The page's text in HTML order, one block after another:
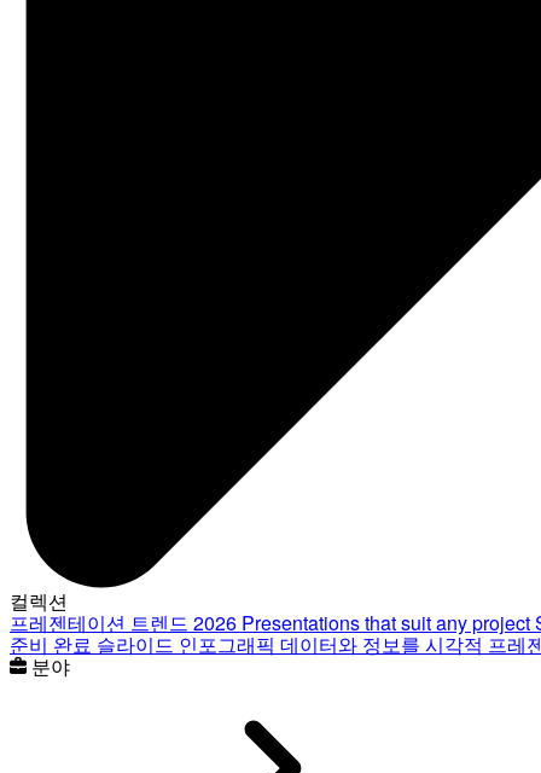
컬렉션
프레젠테이션 트렌드 2026 Presentations that suit any project
준비 완료 슬라이드 인포그래픽 데이터와 정보를 시각적 프레
분야